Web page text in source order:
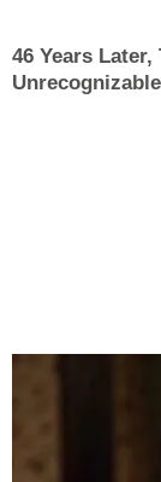
46 Years
Unrecognizable